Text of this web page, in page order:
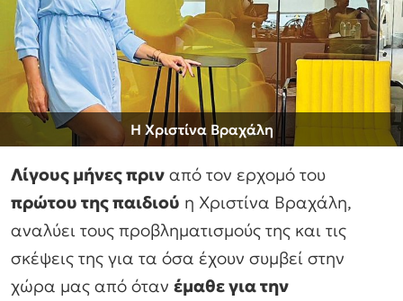
Η Χριστίνα Βραχάλη
Λίγους μήνες πριν από τον ερχομό του
πρώτου της παιδιού η Χριστίνα Βραχάλη,
αναλύει τους προβληματισμούς της και τις
σκέψεις της για τα όσα έχουν συμβεί στην
χώρα μας από όταν έμαθε για την